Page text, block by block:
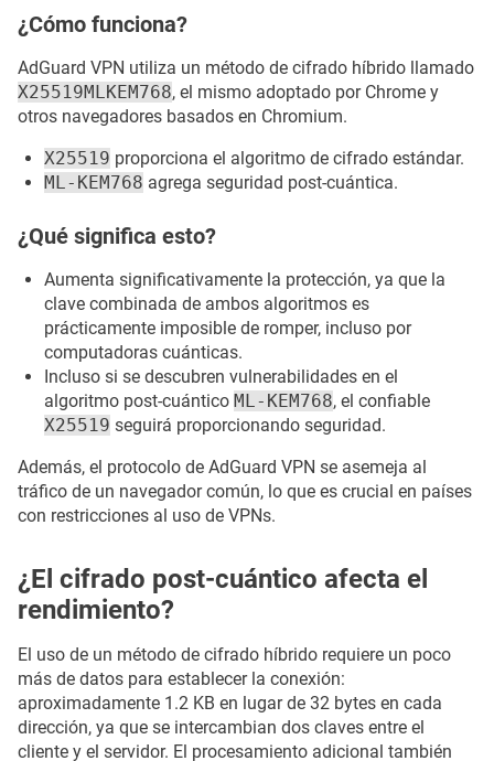
¿Cómo funciona?
AdGuard VPN utiliza un método de cifrado híbrido llamado
X25519MLKEM768, el mismo adoptado por Chrome y
otros navegadores basados en Chromium.
X25519 proporciona el algoritmo de cifrado estándar.
ML-KEM768 agrega seguridad post-cuántica.
¿Qué significa esto?
Aumenta significativamente la protección, ya que la
clave combinada de ambos algoritmos es
prácticamente imposible de romper, incluso por
computadoras cuánticas.
Incluso si se descubren vulnerabilidades en el
algoritmo post-cuántico ML-KEM768, el confiable
X25519 seguirá proporcionando seguridad.
Además, el protocolo de AdGuard VPN se asemeja al
tráfico de un navegador común, lo que es crucial en países
con restricciones al uso de VPNs.
¿El cifrado post-cuántico afecta el
rendimiento?
El uso de un método de cifrado híbrido requiere un poco
más de datos para establecer la conexión:
aproximadamente 1.2 KB en lugar de 32 bytes en cada
dirección, ya que se intercambian dos claves entre el
cliente y el servidor. El procesamiento adicional también